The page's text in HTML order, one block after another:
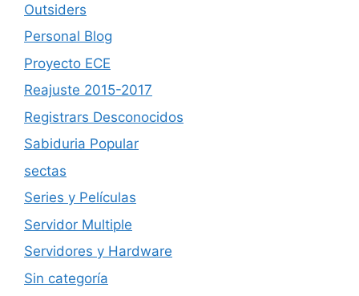
Outsiders
Personal Blog
Proyecto ECE
Reajuste 2015-2017
Registrars Desconocidos
Sabiduria Popular
sectas
Series y Películas
Servidor Multiple
Servidores y Hardware
Sin categoría